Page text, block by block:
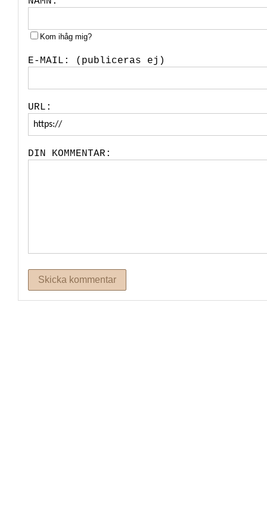
Kom ihåg mig?
E-MAIL: (publiceras ej)
URL:
DIN KOMMENTAR: